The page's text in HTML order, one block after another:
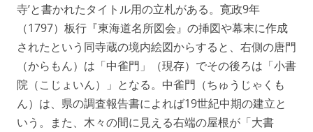
寺’と書かれたタイトル用の立札がある。寛政9年
（1797）板行『東海道名所図会』の挿図や幕末に作成
されたという同寺蔵の境内絵図からすると、右側の唐門
（からもん）は「中雀門」（現存）でその後ろは「小書
院（こじょいん）」となる。中雀門（ちゅうじゃくも
ん）は、県の調査報告書によれば19世紀中期の建立と
いう。また、木々の間に見える右端の屋根が「大書